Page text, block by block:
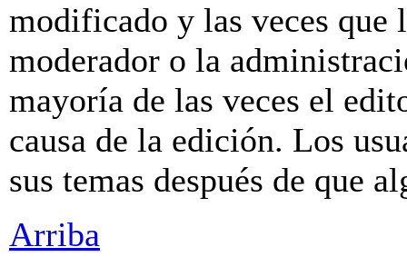
modificado y las veces que
moderador o la
mayoría de las veces el
causa de la edición. Los
sus temas después de que
Arriba